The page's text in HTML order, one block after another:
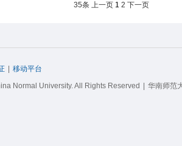
35条 上一页 1 2 下一页
移动平台
Normal University. All Rights Reserved
华南师范